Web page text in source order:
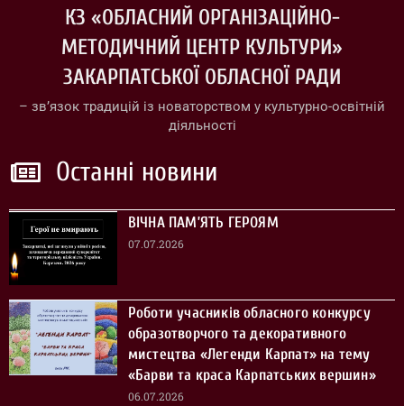
КЗ «ОБЛАСНИЙ ОРГАНІЗАЦІЙНО-
МЕТОДИЧНИЙ ЦЕНТР КУЛЬТУРИ»
ЗАКАРПАТСЬКОЇ ОБЛАСНОЇ РАДИ
– зв’язок традицій із новаторством у культурно-освітній
діяльності
Останні новини
ВІЧНА ПАМ’ЯТЬ ГЕРОЯМ
07.07.2026
Роботи учасників обласного конкурсу
образотворчого та декоративного
мистецтва «Легенди Карпат» на тему
«Барви та краса Карпатських вершин»
06.07.2026